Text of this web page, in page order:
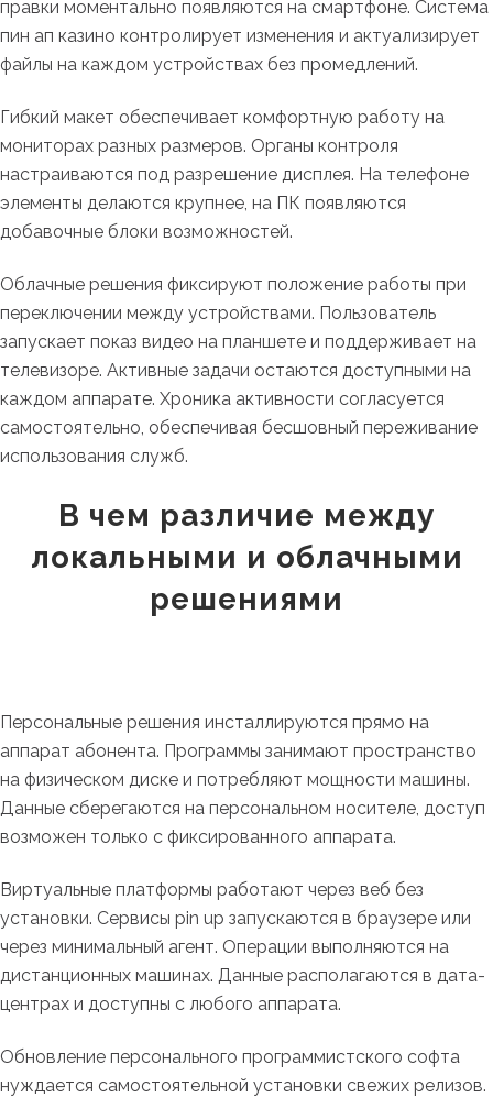
правки моментально появляются на смартфоне. Система
пин ап казино контролирует изменения и актуализирует
файлы на каждом устройствах без промедлений.
Гибкий макет обеспечивает комфортную работу на
мониторах разных размеров. Органы контроля
настраиваются под разрешение дисплея. На телефоне
элементы делаются крупнее, на ПК появляются
добавочные блоки возможностей.
Облачные решения фиксируют положение работы при
переключении между устройствами. Пользователь
запускает показ видео на планшете и поддерживает на
телевизоре. Активные задачи остаются доступными на
каждом аппарате. Хроника активности согласуется
самостоятельно, обеспечивая бесшовный переживание
использования служб.
В чем различие между
локальными и облачными
решениями
Персональные решения инсталлируются прямо на
аппарат абонента. Программы занимают пространство
на физическом диске и потребляют мощности машины.
Данные сберегаются на персональном носителе, доступ
возможен только с фиксированного аппарата.
Виртуальные платформы работают через веб без
установки. Сервисы pin up запускаются в браузере или
через минимальный агент. Операции выполняются на
дистанционных машинах. Данные располагаются в дата-
центрах и доступны с любого аппарата.
Обновление персонального программистского софта
нуждается самостоятельной установки свежих релизов.